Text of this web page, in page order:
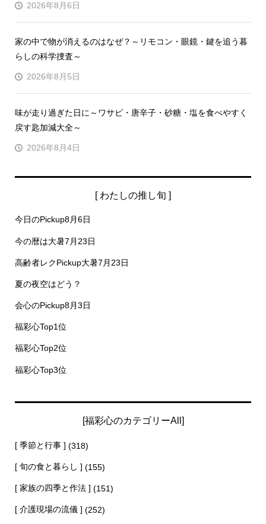
2026年8月6日
家の中で物が消えるのはなぜ？～リモコン・眼鏡・鍵を追う暮
らしの科学捜査～
2026年8月5日
味が走り過ぎた日に～ワサビ・唐辛子・砂糖・塩を食べやすく
戻す匙加減大全～
2026年8月4日
[ わたしの推し旬 ]
今日のPickup8月6日
今の暦は大暑7月23日
高齢者レクPickup大暑7月23日
夏の夜空はどう？
会心のPickup8月3日
福彩心Top1位
福彩心Top2位
福彩心Top3位
[福彩心のカテゴリーAll]
[ 季節と行事 ] (318)
[ 旬の食と暮らし ] (155)
[ 家族の四季と作法 ] (151)
[ 介護現場の流儀 ] (252)